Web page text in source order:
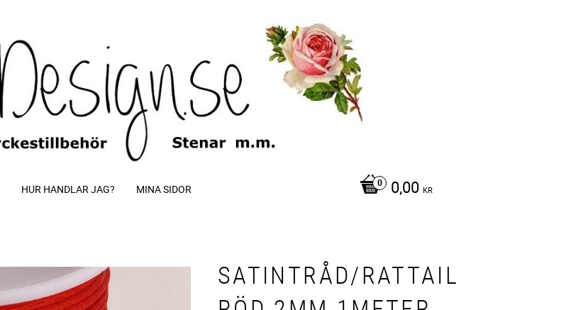
0,00 KR
HUR HANDLAR JAG? MINA SIDOR
SATINTRÅD/RATTAIL